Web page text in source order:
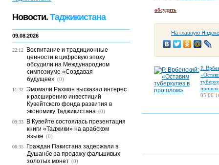
обсудить
На главную
Р.
05.06
Новости. Таджикистана
09.08.2026
22:12
Воспитание и традиционные
ценности в цифровую эпоху
обсудили на Международном
симпозиуме «Создавая
будущее» (0)
11:32 Эмомали Рахмон высказал интерес
к расширению инвестиций
Кувейтского фонда развития в
экономику Таджикистана (0)
09:33
В Кувейте состоялась презентация
книги «Таджики» на арабском
языке (0)
08:35
Граждан Пакистана задержали в
Душанбе за продажу фальшивых
золотых монет (0)